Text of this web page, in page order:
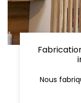
Nous